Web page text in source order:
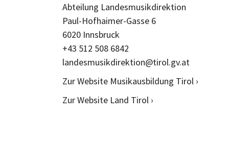
Abteilung Landesmusikdirektion
Paul-Hofhaimer-Gasse 6
6020 Innsbruck
+43 512 508 6842
landesmusikdirektion@tirol.gv.at
Zur Website Musikausbildung Tirol ›
Zur Website Land Tirol ›